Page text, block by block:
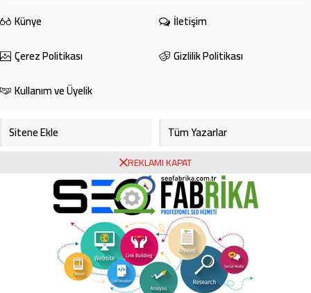
Künye
İletişim
Çerez Politikası
Gizlilik Politikası
Kullanım ve Üyelik
Sitene Ekle
Tüm Yazarlar
Foto Galeri
Video Galeri
Bursa Haberleri
Bursa Hava Durumu
Bursaspor
Ekonomi
REKLAMI KAPAT